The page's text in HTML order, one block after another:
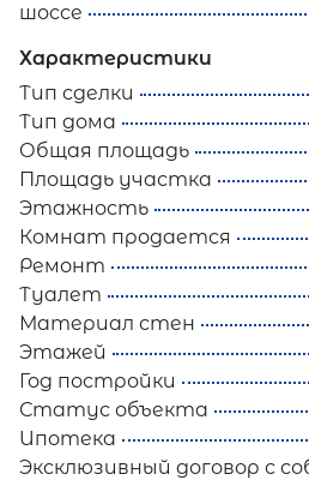
шоссе
Характеристики
Тип сделки
Тип дома
Общая площадь
Площадь участка
Этажность
Комнат продается
Ремонт
Туалет
Материал стен
Этажей
Год постройки
Статус объекта
Ипотека
Эксклюзивный договор с